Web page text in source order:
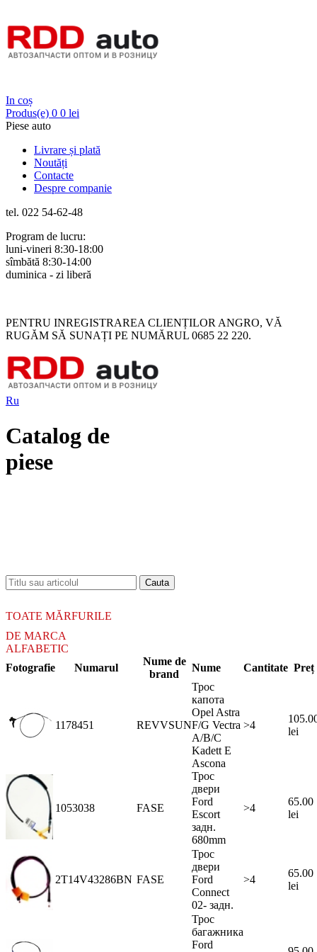
In coș
Produs(e) 0 0 lei
Piese auto
Livrare și plată
Noutăți
Contacte
Despre companie
tel. 022 54-62-48
Program de lucru:
luni-vineri 8:30-18:00
sîmbătă 8:30-14:00
duminica - zi liberă
PENTRU INREGISTRAREA CLIENȚILOR ANGRO, VĂ
RUGĂM SĂ SUNAȚI PE NUMĂRUL 0685 22 220.
Ru
Catalog de
piese
TOATE MĂRFURILE
DE MARCA
ALFABETIC
Fotografie
Numarul
Nume de
brand
Nume Cantitate Preț
1178451 REVVSUN
Трос
капота
Opel Astra
F/G Vectra
A/B/C
Kadett E
Ascona
>4
lei
1053038 FASE
Трос
двери
Ford
Escort
задн.
680mm
>4
65.00
lei
2T14V43286BN FASE
Трос
двери
Ford
Connect
02- задн.
>4
65.00
lei
Трос
багажника
Ford